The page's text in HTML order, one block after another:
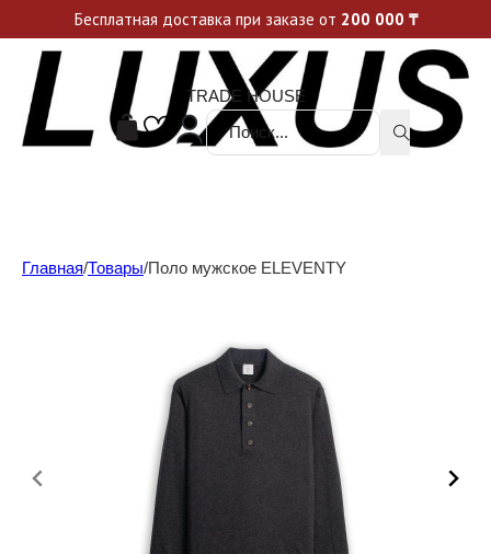
Уникальные акции и спецпредложения каждую неделю, не пропусти свой шанс
TRADE HOUSE
Поиск ...
Главная/Товары/Поло мужское ELEVENTY
Бесплатная доставка при заказе от 200 000 ₸